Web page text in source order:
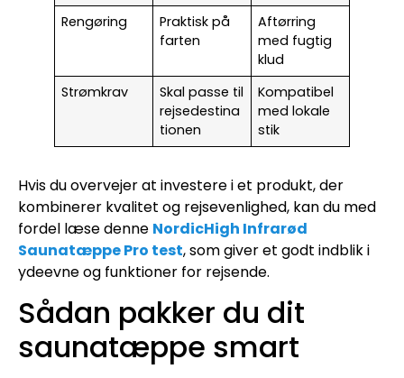
Rengøring
Praktisk på
farten
Aftørring
med fugtig
klud
Strømkrav
Skal passe til
rejsedestina
tionen
Kompatibel
med lokale
stik
Hvis du overvejer at investere i et produkt, der
kombinerer kvalitet og rejsevenlighed, kan du med
fordel læse denne NordicHigh Infrarød
Saunatæppe Pro test, som giver et godt indblik i
ydeevne og funktioner for rejsende.
Sådan pakker du dit
saunatæppe smart